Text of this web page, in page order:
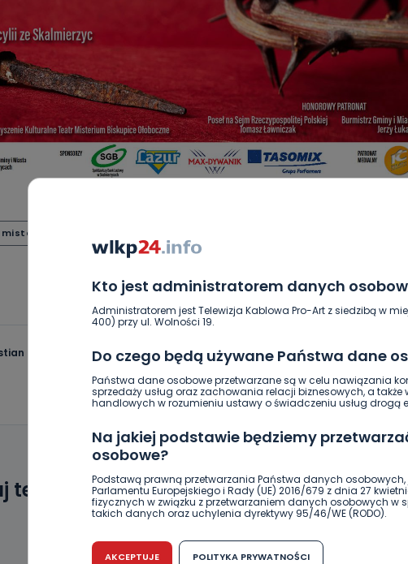
Kto jest administratorem danych
Administratorem jest Telewizja Kablowa Pro-Art z siedzibą w
400) przy ul. Wolności 19.
Do czego będą używane Państwa dane
Państwa dane osobowe przetwarzane są w celu nawiązania
sprzedaży usług oraz zachowania relacji biznesowych, a także
handlowych w rozumieniu ustawy o świadczeniu usług drogą
Na jakiej podstawie będziemy
osobowe?
Podstawą prawną przetwarzania Państwa danych osobowych,
Parlamentu Europejskiego i Rady (UE) 2016/679 z dnia 27
fizycznych w związku z przetwarzaniem danych osobowych w
takich danych oraz uchylenia dyrektywy 95/46/WE (RODO).
Czy jest możliwość cofnięcia zgody?
AKCEPTUJE POLITYKA PRYWATNOŚCI
misterium męki pańskiej
Matyszczak NAPISZ
ten wpis jako pierwszy!